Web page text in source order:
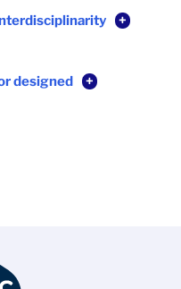
+
designed
+